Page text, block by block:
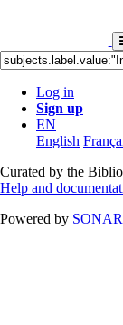
Log in
Sign up
EN
English
Curated by the
Help and
Powered by SONAR